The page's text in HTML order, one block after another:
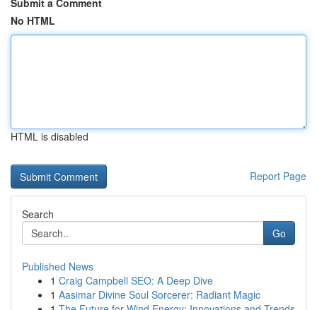
Submit a Comment
No HTML
HTML is disabled
Report Page
Search
Go
Published News
1 Craig Campbell SEO: A Deep Dive
1 Aasimar Divine Soul Sorcerer: Radiant Magic